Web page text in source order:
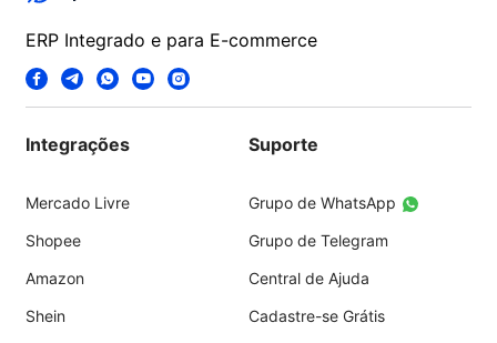
ERP Integrado e para E-commerce
Integrações
Mercado Livre
Shopee
Amazon
Shein
Suporte
Grupo de WhatsApp
Grupo de Telegram
Central de Ajuda
Cadastre-se Grátis